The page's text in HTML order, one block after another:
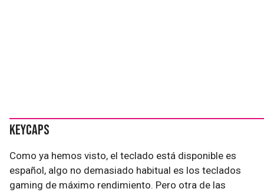
Keycaps
Como ya hemos visto, el teclado está disponible es
español, algo no demasiado habitual es los teclados
gaming de máximo rendimiento. Pero otra de las